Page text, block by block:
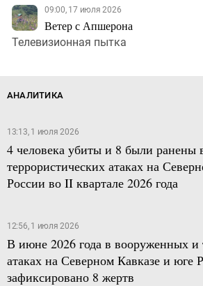
09:00, 17 июля 2026
Ветер с Апшерона
Телевизионная пытка
АНАЛИТИКА
13:13, 1 июля 2026
4 человека убиты и 8 были ранены
террористических атаках на
России во II квартале 2026 года
12:56, 1 июля 2026
В июне 2026 года в вооруженных и
атаках на Северном Кавказе и юге
зафиксировано 8 жертв